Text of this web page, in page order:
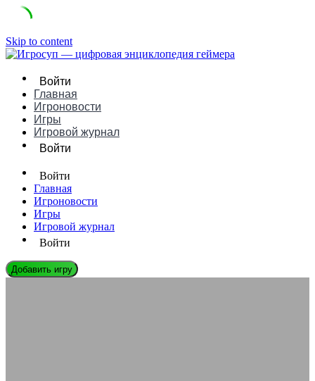
Skip to content
Войти
Главная
Игроновости
Игры
Игровой журнал
Войти
Войти
Главная
Игроновости
Игры
Игровой журнал
Войти
Добавить игру